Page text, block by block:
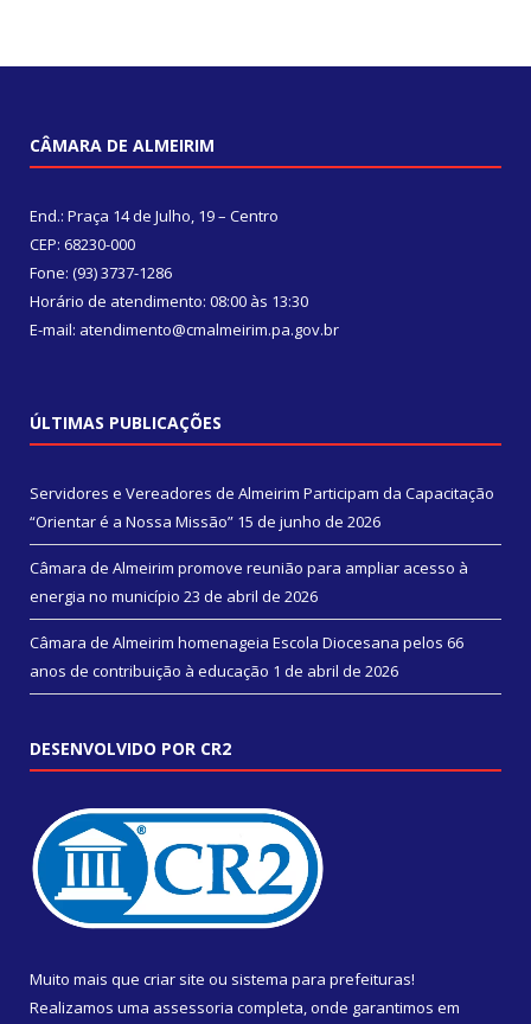
CÂMARA DE ALMEIRIM
End.: Praça 14 de Julho, 19 – Centro
CEP: 68230-000
Fone: (93) 3737-1286
Horário de atendimento: 08:00 às 13:30
E-mail: atendimento@cmalmeirim.pa.gov.br
ÚLTIMAS PUBLICAÇÕES
Servidores e Vereadores de Almeirim Participam da Capacitação
“Orientar é a Nossa Missão” 15 de junho de 2026
Câmara de Almeirim promove reunião para ampliar acesso à
energia no município 23 de abril de 2026
Câmara de Almeirim homenageia Escola Diocesana pelos 66
anos de contribuição à educação 1 de abril de 2026
DESENVOLVIDO POR CR2
Muito mais que criar site ou sistema para prefeituras!
Realizamos uma assessoria completa, onde garantimos em